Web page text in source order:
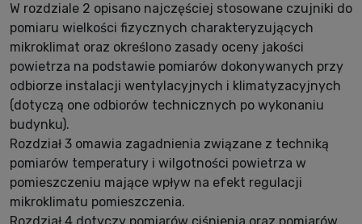
W rozdziale 2 opisano najczęściej stosowane czujniki do
pomiaru wielkości fizycznych charakteryzujących
mikroklimat oraz określono zasady oceny jakości
powietrza na podstawie pomiarów dokonywanych przy
odbiorze instalacji wentylacyjnych i klimatyzacyjnych
(dotyczą one odbiorów technicznych po wykonaniu
budynku).
Rozdział 3 omawia zagadnienia związane z techniką
pomiarów temperatury i wilgotności powietrza w
pomieszczeniu mające wpływ na efekt regulacji
mikroklimatu pomieszczenia.